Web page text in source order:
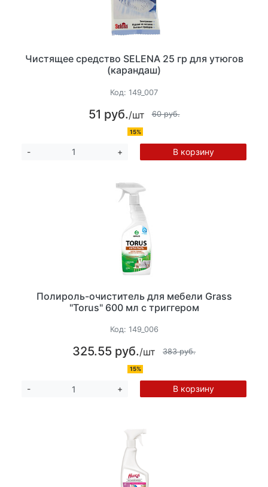
Чистящее средство SELENA 25 гр для утюгов
(карандаш)
Код: 149_007
51 руб./шт 60 руб.
15%
- + В корзину
Полироль-очиститель для мебели Grass
"Torus" 600 мл с триггером
Код: 149_006
325.55 руб./шт 383 руб.
15%
- + В корзину